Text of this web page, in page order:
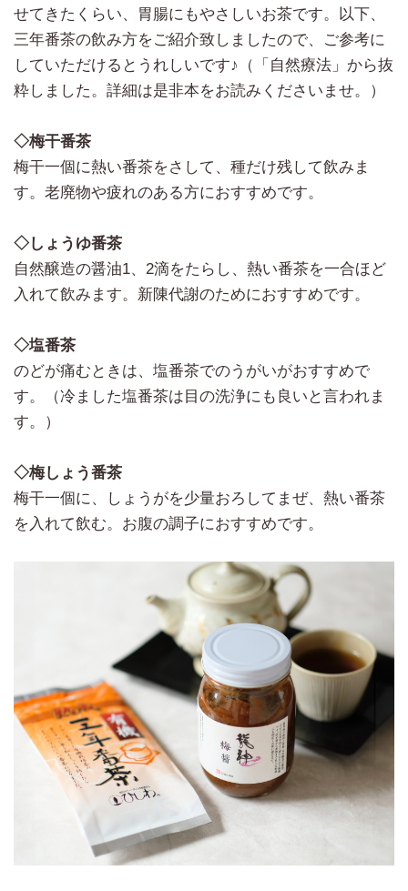
せてきたくらい、胃腸にもやさしいお茶です。以下、
三年番茶の飲み方をご紹介致しましたので、ご参考に
していただけるとうれしいです♪（「自然療法」から抜
粋しました。詳細は是非本をお読みくださいませ。）
◇梅干番茶
梅干一個に熱い番茶をさして、種だけ残して飲みま
す。老廃物や疲れのある方におすすめです。
◇しょうゆ番茶
自然醸造の醤油1、2滴をたらし、熱い番茶を一合ほど
入れて飲みます。新陳代謝のためにおすすめです。
◇塩番茶
のどが痛むときは、塩番茶でのうがいがおすすめで
す。（冷ました塩番茶は目の洗浄にも良いと言われま
す。）
◇梅しょう番茶
梅干一個に、しょうがを少量おろしてまぜ、熱い番茶
を入れて飲む。お腹の調子におすすめです。